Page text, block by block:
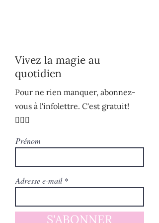
Vivez la magie au
quotidien
Pour ne rien manquer, abonnez-
vous à l'infolettre. C'est gratuit!
🧚🏻‍♀️
Prénom
Adresse e-mail
S'ABONNER